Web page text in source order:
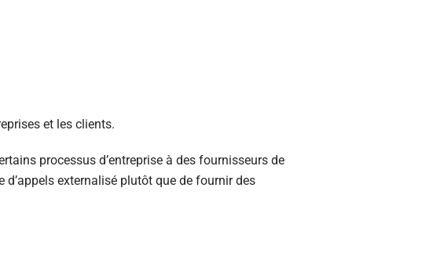
et les clients.
processus d’entreprise à des fournisseurs de
externalisé plutôt que de fournir des